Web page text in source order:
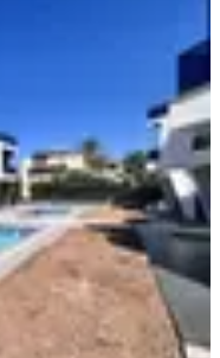
Villa
Sevinç